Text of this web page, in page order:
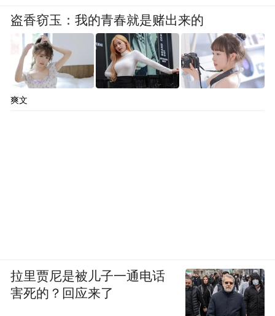
盗香窃玉：我的青春就是赌出来的
爽文
拉里贾尼是被儿子一通电话
害死的？回应来了